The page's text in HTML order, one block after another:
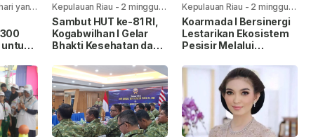
yang
untuk
Kepulauan Riau - 2 minggu
yang lalu
Sambut HUT ke-81 RI,
Kogabwilhan I Gelar
Bhakti Kesehatan dan
Tanjungpinang
Kepulauan Riau - 2 minggu
yang lalu
Koarmada I Bersinergi
Lestarikan Ekosistem
Pesisir Melalui